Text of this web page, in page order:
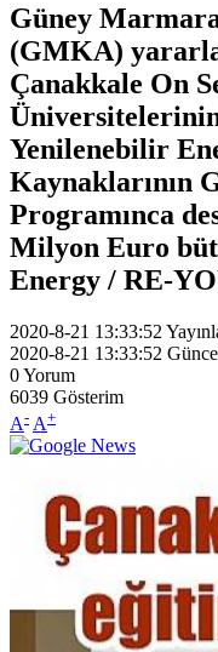
Güney Marmara
(GMKA)
Çanakkale On
Yenilenebilir
Kaynaklarının
Programınca
Milyon Euro
Energy / RE-
2020-8-21 13:33:52
2020-8-21 13:33:52
0Yorum
6039 Gösterim
A- A+